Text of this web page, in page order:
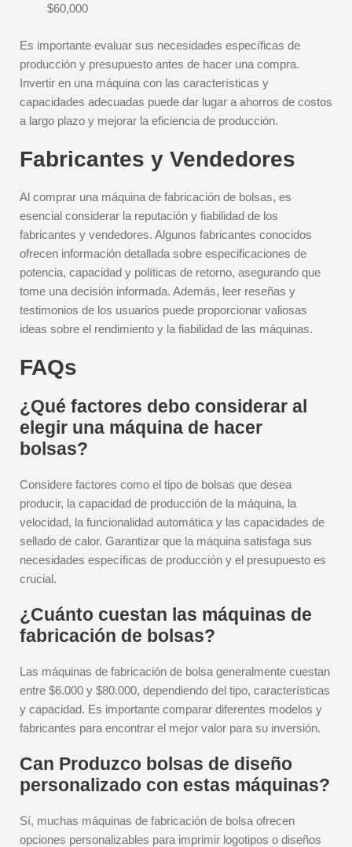
$60,000
Es importante evaluar sus necesidades específicas de
producción y presupuesto antes de hacer una compra.
Invertir en una máquina con las características y
capacidades adecuadas puede dar lugar a ahorros de costos
a largo plazo y mejorar la eficiencia de producción.
Fabricantes y Vendedores
Al comprar una máquina de fabricación de bolsas, es
esencial considerar la reputación y fiabilidad de los
fabricantes y vendedores. Algunos fabricantes conocidos
ofrecen información detallada sobre especificaciones de
potencia, capacidad y políticas de retorno, asegurando que
tome una decisión informada. Además, leer reseñas y
testimonios de los usuarios puede proporcionar valiosas
ideas sobre el rendimiento y la fiabilidad de las máquinas.
FAQs
¿Qué factores debo considerar al
elegir una máquina de hacer
bolsas?
Considere factores como el tipo de bolsas que desea
producir, la capacidad de producción de la máquina, la
velocidad, la funcionalidad automática y las capacidades de
sellado de calor. Garantizar que la máquina satisfaga sus
necesidades específicas de producción y el presupuesto es
crucial.
¿Cuánto cuestan las máquinas de
fabricación de bolsas?
Las máquinas de fabricación de bolsa generalmente cuestan
entre $6.000 y $80.000, dependiendo del tipo, características
y capacidad. Es importante comparar diferentes modelos y
fabricantes para encontrar el mejor valor para su inversión.
Can Produzco bolsas de diseño
personalizado con estas máquinas?
Sí, muchas máquinas de fabricación de bolsa ofrecen
opciones personalizables para imprimir logotipos o diseños